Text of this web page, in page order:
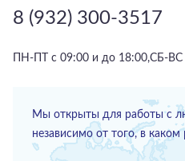
8 (932) 300-3517
ПН-ПТ с 09:00 и до 18:00,СБ-
Мы открыты для работы с
независимо от того, в